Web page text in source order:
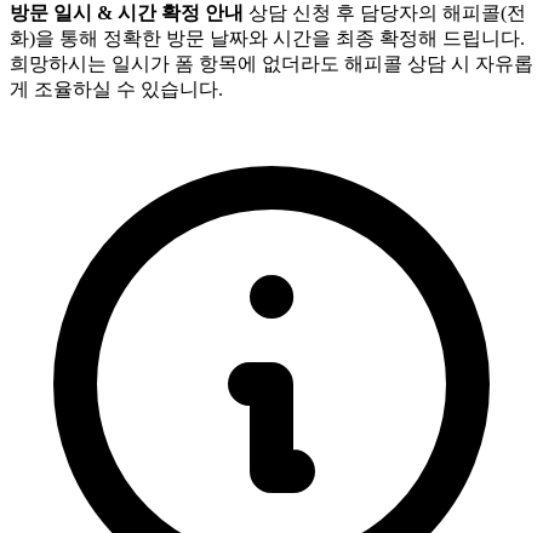
방문 일시 & 시간 확정 안내 상담 신청 후 담당자의 해피콜(전
화)을 통해 정확한 방문 날짜와 시간을 최종 확정해 드립니다.
희망하시는 일시가 폼 항목에 없더라도 해피콜 상담 시 자유롭
게 조율하실 수 있습니다.